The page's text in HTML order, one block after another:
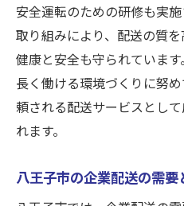
安全運転のための研修も実
取り組みにより、配送の質
健康と安全も守られていま
長く働ける環境づくりに努
頼される配送サービスとし
れます。
八王子市の企業配送の需要